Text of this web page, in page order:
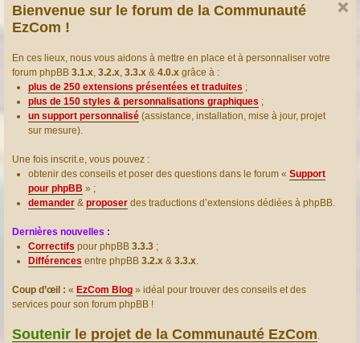
er
Bienvenue sur le forum de la Communauté
EzCom !
En ces lieux, nous vous aidons à mettre en place et à personnaliser votre
forum phpBB 3.1.x, 3.2.x, 3.3.x & 4.0.x grâce à :
plus de 250 extensions présentées et traduites ;
plus de 150 styles & personnalisations graphiques ;
un support personnalisé (assistance, installation, mise à jour, projet
sur mesure).
Une fois inscrit.e, vous pouvez :
obtenir des conseils et poser des questions dans le forum « Support
pour phpBB » ;
demander & proposer des traductions d’extensions dédiées à phpBB.
Dernières nouvelles :
Correctifs pour phpBB 3.3.3 ;
Différences entre phpBB 3.2.x & 3.3.x.
Coup d’œil : « EzCom Blog » idéal pour trouver des conseils et des
services pour son forum phpBB !
Soutenir le projet de la Communauté EzCom.